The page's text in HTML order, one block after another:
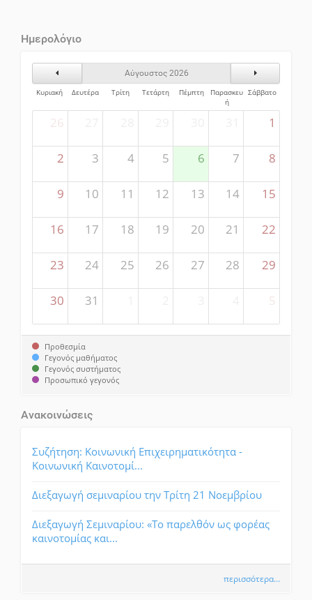
Ημερολόγιο
Προηγούμενος ΜήναςΑύγουστος 2026
Επόμενος
Κυριακή
Δευτέρα Τρίτη Τετάρτη Πέμπτη
Παρασκευ
ή
Σάββατο
26 1
2 3 4 5 6 7 8
9 10 11 12 13 14 15
16 17 18 19 20 21 22
23 24 25 26 27 28 29
30 31 5
Προθεσμία
Γεγονός μαθήματος
Γεγονός συστήματος
Προσωπικό γεγονός
Ανακοινώσεις
Συζήτηση: Κοινωνική Επιχειρηματικότητα -
Κοινωνική Καινοτομί...
Διεξαγωγή σεμιναρίου την Τρίτη 21 Νοεμβρίου
Διεξαγωγή Σεμιναρίου: «Το παρελθόν ως φορέας
καινοτομίας και...
περισσότερα…